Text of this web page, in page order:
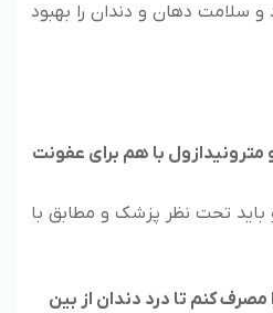
و سلامت دهان و دندان را بهبود
با هم برای عفونت
باید تحت نظر پزشک و مطابق با
کنم تا درد دندان از بین